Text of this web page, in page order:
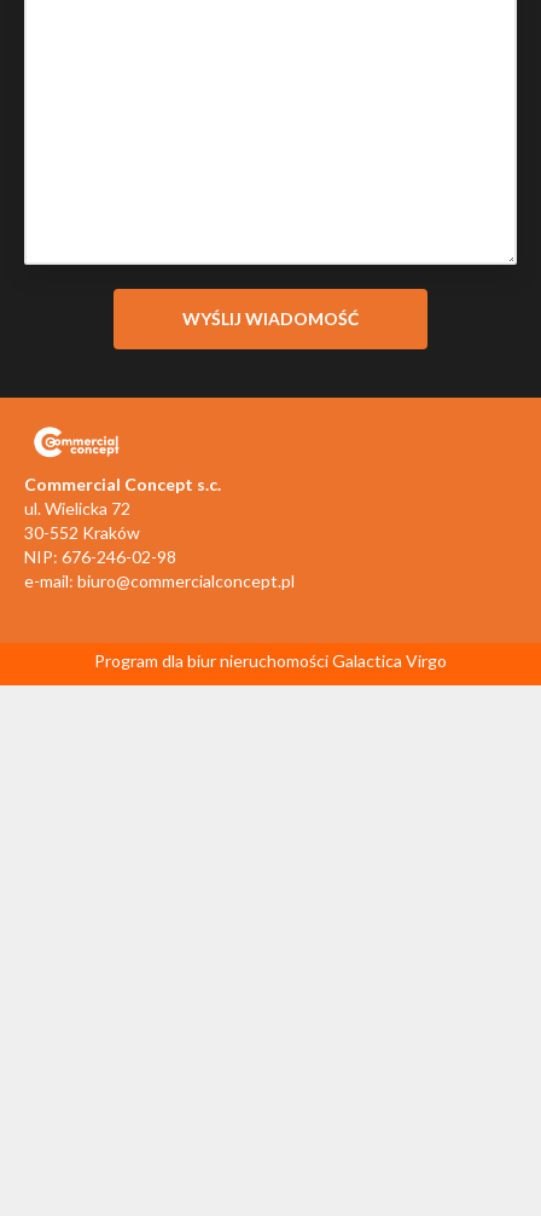
Commercial Concept s.c.
ul. Wielicka 72
30-552 Kraków
NIP: 676-246-02-98
e-mail: biuro@commercialconcept.pl
Program dla biur nieruchomościGalactica Virgo